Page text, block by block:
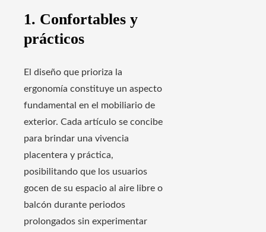
1. Confortables y
prácticos
El diseño que prioriza la
ergonomía constituye un aspecto
fundamental en el mobiliario de
exterior. Cada artículo se concibe
para brindar una vivencia
placentera y práctica,
posibilitando que los usuarios
gocen de su espacio al aire libre o
balcón durante periodos
prolongados sin experimentar